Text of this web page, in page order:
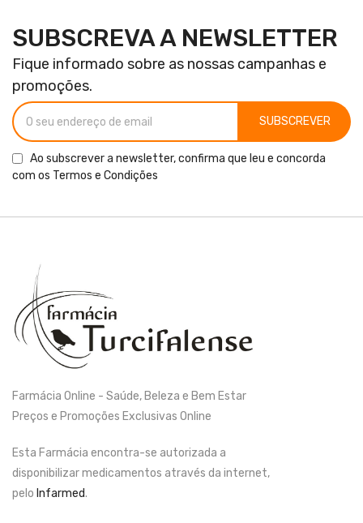
SUBSCREVA A NEWSLETTER
Fique informado sobre as nossas campanhas e
promoções.
SUBSCREVER
Ao subscrever a newsletter, confirma que leu e concorda
com os Termos e Condições
Farmácia Online - Saúde, Beleza e Bem Estar
Preços e Promoções Exclusivas Online
Esta Farmácia encontra-se autorizada a
disponibilizar medicamentos através da internet,
pelo Infarmed.